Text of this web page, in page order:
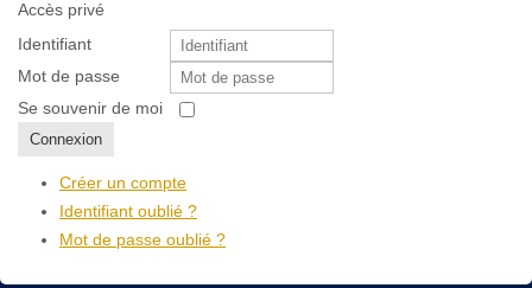
Accès privé
Identifiant
Mot de passe
Se souvenir de moi
Connexion
Créer un compte
Identifiant oublié ?
Mot de passe oublié ?